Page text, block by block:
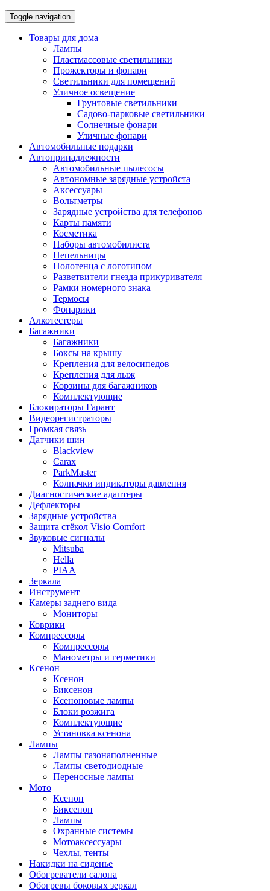
Toggle navigation
Товары для дома
Лампы
Пластмассовые светильники
Прожекторы и фонари
Светильники для помещений
Уличное освещение
Грунтовые светильники
Садово-парковые светильники
Солнечные фонари
Уличные фонари
Автомобильные подарки
Автопринадлежности
Автомобильные пылесосы
Автономные зарядные устройста
Аксессуары
Вольтметры
Зарядные устройства для телефонов
Карты памяти
Косметика
Наборы автомобилиста
Пепельницы
Полотенца с логотипом
Разветвители гнезда прикуривателя
Рамки номерного знака
Термосы
Фонарики
Алкотестеры
Багажники
Багажники
Боксы на крышу
Крепления для велосипедов
Крепления для лыж
Корзины для багажников
Комплектующие
Блокираторы Гарант
Видеорегистраторы
Громкая связь
Датчики шин
Blackview
Carax
ParkMaster
Колпачки индикаторы давления
Диагностические адаптеры
Дефлекторы
Зарядные устройства
Защита стёкол Visio Comfort
Звуковые сигналы
Mitsuba
Hella
PIAA
Зеркала
Инструмент
Камеры заднего вида
Мониторы
Коврики
Компрессоры
Компрессоры
Манометры и герметики
Ксенон
Ксенон
Биксенон
Ксеноновые лампы
Блоки розжига
Комплектующие
Установка ксенона
Лампы
Лампы газонаполненные
Лампы светодиодные
Переносные лампы
Мото
Ксенон
Биксенон
Лампы
Охранные системы
Мотоаксессуары
Чехлы, тенты
Накидки на сиденье
Обогреватели салона
Обогревы боковых зеркал